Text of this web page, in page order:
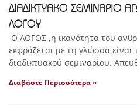
ΔΙΑΔΙΚΤΥΑΚΟ ΣΕΜΙΝΑΡΙΟ
ΛΟΓΟΥ
Ο ΛΟΓΟΣ ,η ικανότητα του
εκφράζεται με τη γλώσσα είναι
διαδικτυακού σεμιναρίου.
Διαβάστε Περισσότερα »